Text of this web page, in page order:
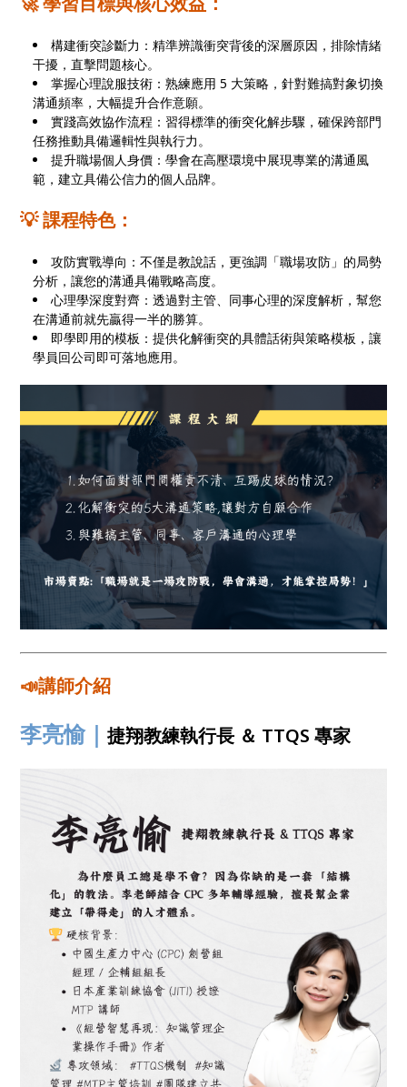
構建衝突診斷力：精準辨識衝突背後的深層原因，排除情緒
干擾，直擊問題核心。
掌握心理說服技術：熟練應用 5 大策略，針對難搞對象切換
溝通頻率，大幅提升合作意願。
實踐高效協作流程：習得標準的衝突化解步驟，確保跨部門
任務推動具備邏輯性與執行力。
提升職場個人身價：學會在高壓環境中展現專業的溝通風
範，建立具備公信力的個人品牌。
💡 課程特色：
攻防實戰導向：不僅是教說話，更強調「職場攻防」的局勢
分析，讓您的溝通具備戰略高度。
心理學深度對齊：透過對主管、同事心理的深度解析，幫您
在溝通前就先贏得一半的勝算。
即學即用的模板：提供化解衝突的具體話術與策略模板，讓
學員回公司即可落地應用。
📣講師介紹
李亮愉｜捷翔教練執行長 ＆ TTQS 專家